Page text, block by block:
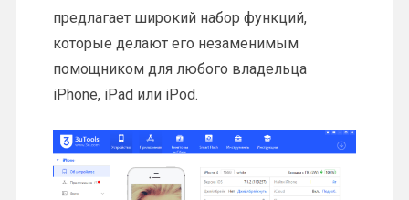
предлагает широкий набор функций,
которые делают его незаменимым
помощником для любого владельца
iPhone, iPad или iPod.